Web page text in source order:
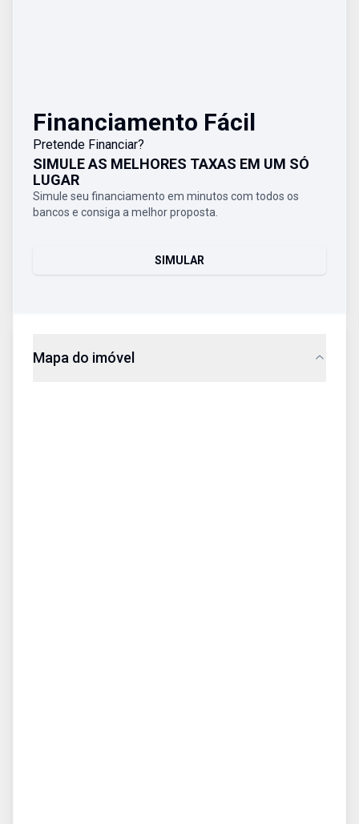
Financiamento Fácil
Pretende Financiar?
SIMULE AS MELHORES TAXAS EM UM SÓ
LUGAR
Simule seu financiamento em minutos com todos os
bancos e consiga a melhor proposta.
SIMULAR
Mapa do imóvel